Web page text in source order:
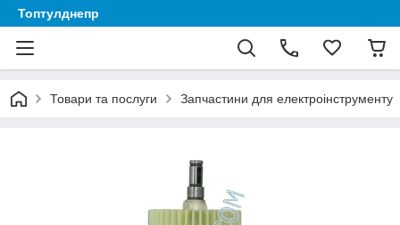
Топтулднепр
Товари та послуги Запчастини для електроінструменту